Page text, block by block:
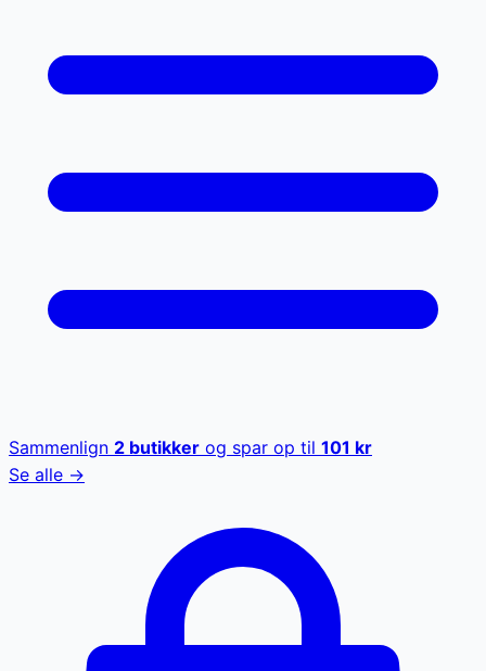
Sammenlign 2 butikker og spar op til 101 kr
Se alle →